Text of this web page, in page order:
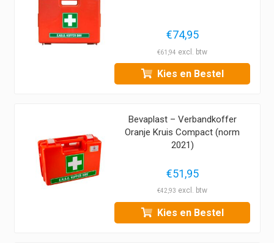
€74,95
€61,94
Kies en Bestel
Bevaplast – Verbandkoffer
Oranje Kruis Compact (norm
2021)
€51,95
€42,93
Kies en Bestel